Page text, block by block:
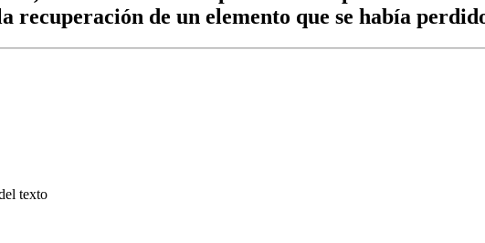
recuperación de un elemento que se había